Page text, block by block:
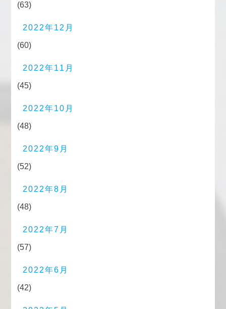
(63)
2022年12月
(60)
2022年11月
(45)
2022年10月
(48)
2022年9月
(52)
2022年8月
(48)
2022年7月
(57)
2022年6月
(42)